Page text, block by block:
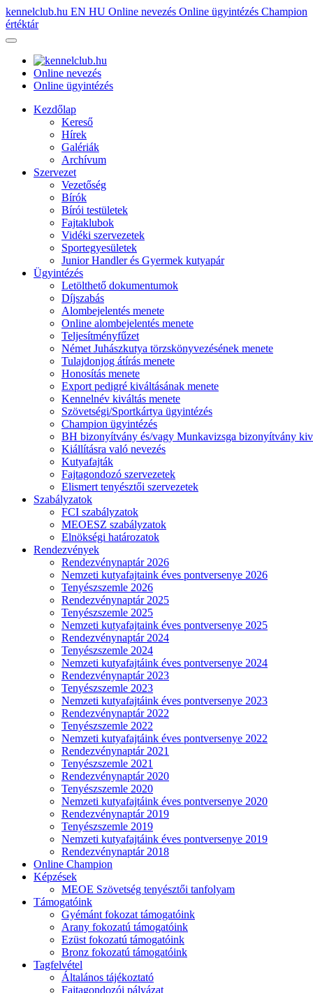
kennelclub.hu EN HU Online nevezés Online ügyintézés Champion
értéktár
Online nevezés
Online ügyintézés
Kezdőlap
Kereső
Hírek
Galériák
Archívum
Szervezet
Vezetőség
Bírók
Bírói testületek
Fajtaklubok
Vidéki szervezetek
Sportegyesületek
Junior Handler és Gyermek kutyapár
Ügyintézés
Letölthető dokumentumok
Díjszabás
Alombejelentés menete
Online alombejelentés menete
Teljesítményfűzet
Német Juhászkutya törzskönyvezésének menete
Tulajdonjog átírás menete
Honosítás menete
Export pedigré kiváltásának menete
Kennelnév kiváltás menete
Szövetségi/Sportkártya ügyintézés
Champion ügyintézés
BH bizonyítvány és/vagy Munkavizsga bizonyítvány
Kiállításra való nevezés
Kutyafajták
Fajtagondozó szervezetek
Elismert tenyésztői szervezetek
Szabályzatok
FCI szabályzatok
MEOESZ szabályzatok
Elnökségi határozatok
Rendezvények
Rendezvénynaptár 2026
Nemzeti kutyafajtaink éves pontversenye 2026
Tenyészszemle 2026
Rendezvénynaptár 2025
Tenyészszemle 2025
Nemzeti kutyafajtaink éves pontversenye 2025
Rendezvénynaptár 2024
Tenyészszemle 2024
Nemzeti kutyafajtáink éves pontversenye 2024
Rendezvénynaptár 2023
Tenyészszemle 2023
Nemzeti kutyafajtáink éves pontversenye 2023
Rendezvénynaptár 2022
Tenyészszemle 2022
Nemzeti kutyafajtáink éves pontversenye 2022
Rendezvénynaptár 2021
Tenyészszemle 2021
Rendezvénynaptár 2020
Tenyészszemle 2020
Nemzeti kutyafajtáink éves pontversenye 2020
Rendezvénynaptár 2019
Tenyészszemle 2019
Nemzeti kutyafajtáink éves pontversenye 2019
Rendezvénynaptár 2018
Online Champion
Képzések
MEOE Szövetség tenyésztői tanfolyam
Támogatóink
Gyémánt fokozat támogatóink
Arany fokozatú támogatóink
Ezüst fokozatú támogatóink
Bronz fokozatú támogatóink
Tagfelvétel
Általános tájékoztató
Fajtagondozói pályázat